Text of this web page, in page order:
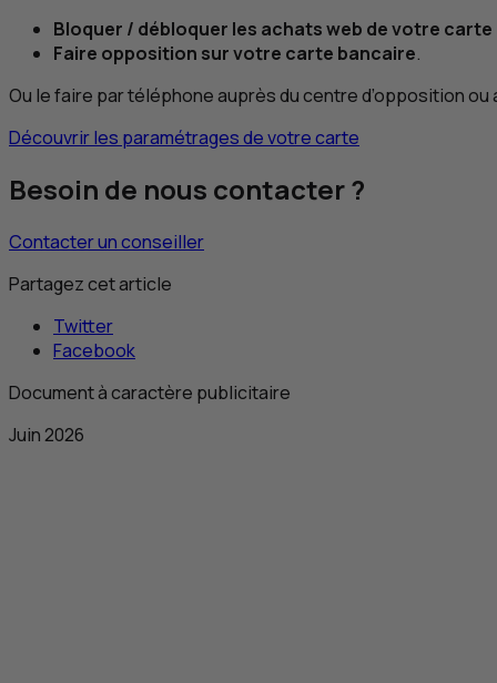
Bloquer / débloquer les achats web de votre carte
Faire opposition sur votre carte bancaire.
Ou le faire par téléphone auprès du centre d’opposition
Découvrir les paramétrages de votre carte
Besoin de nous contacter ?
Contacter un conseiller
Partagez cet article
Twitter
Facebook
Document à caractère publicitaire
Juin 2026